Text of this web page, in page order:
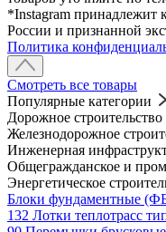
*Instagram принадлежит
России и признанной
Политика
Смотреть все товары
Популярные категории
Дорожное строительство
Железнодорожное
Инженерная
Общегражданское и
Энергетическое
Блоки фундаментные
132 Лотки теплотрасс